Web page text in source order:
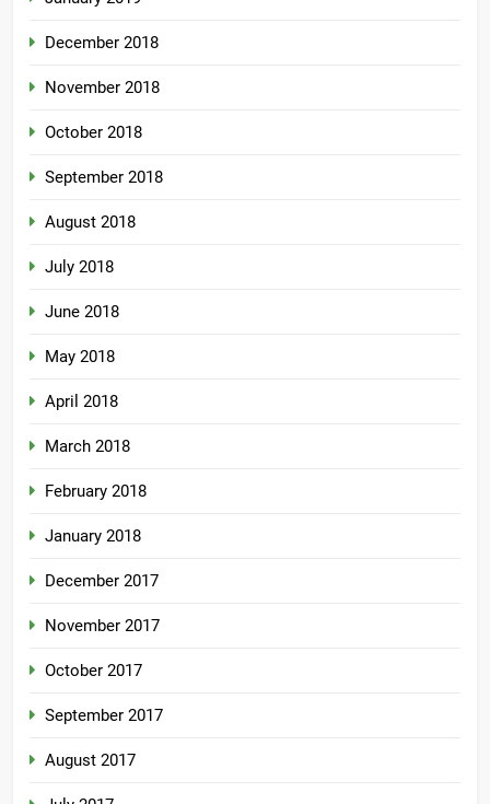
December 2018
November 2018
October 2018
September 2018
August 2018
July 2018
June 2018
May 2018
April 2018
March 2018
February 2018
January 2018
December 2017
November 2017
October 2017
September 2017
August 2017